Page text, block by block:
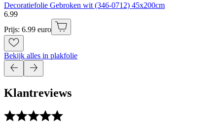
Decoratiefolie Gebroken wit (346-0712) 45x200cm
6.99
Prijs: 6.99 euro
Bekijk alles in plakfolie
Klantreviews